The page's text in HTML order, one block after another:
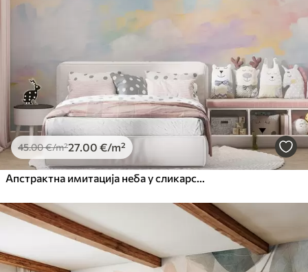
45.00€/m²27 .00 €/m²